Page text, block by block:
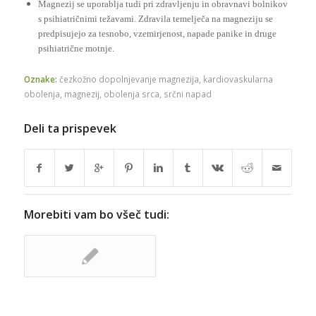
Magnezij se uporablja tudi pri zdravljenju in obravnavi bolnikov
s psihiatričnimi težavami. Zdravila temelječa na magneziju se
predpisujejo za tesnobo, vzemirjenost, napade panike in druge
psihiatrične motnje.
Oznake: čezkožno dopolnjevanje magnezija, kardiovaskularna
obolenja, magnezij, obolenja srca, srčni napad
Deli ta prispevek
Morebiti vam bo všeč tudi: